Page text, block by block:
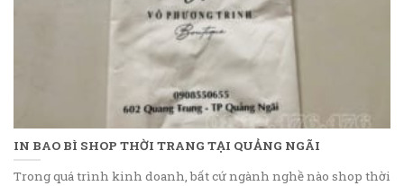
IN BAO BÌ SHOP THỜI TRANG TẠI QUẢNG NGÃI
Trong quá trình kinh doanh, bất cứ ngành nghề nào shop thời